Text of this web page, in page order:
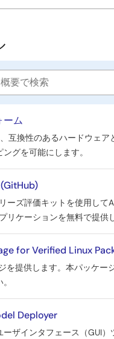
ーム
互換性のあるハードウェ
グを可能にします。
ーズ評価キットを使用し
リケーションを無料で提供
for Verified Linux
を提供します。本パッケ
Deployer
ザインタフェース（GUI）